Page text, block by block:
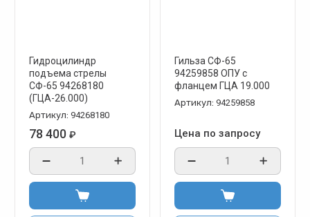
Гидроцилиндр
подъема стрелы
СФ-65 94268180
(ГЦА-26.000)
Артикул: 94268180
78 400 ₽
Гильза СФ-65
94259858 ОПУ с
фланцем ГЦА 19.000
Артикул: 94259858
Цена по запросу